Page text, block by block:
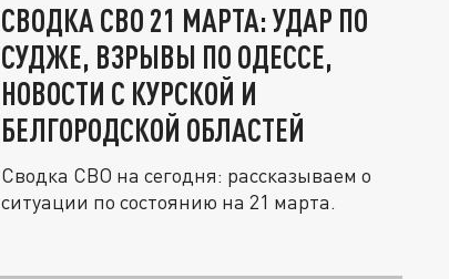
СВОДКА СВО 21 МАРТА: УДАР ПО
СУДЖЕ, ВЗРЫВЫ ПО ОДЕССЕ,
НОВОСТИ С КУРСКОЙ И
БЕЛГОРОДСКОЙ ОБЛАСТЕЙ
Сводка СВО на сегодня: рассказываем о
ситуации по состоянию на 21 марта.